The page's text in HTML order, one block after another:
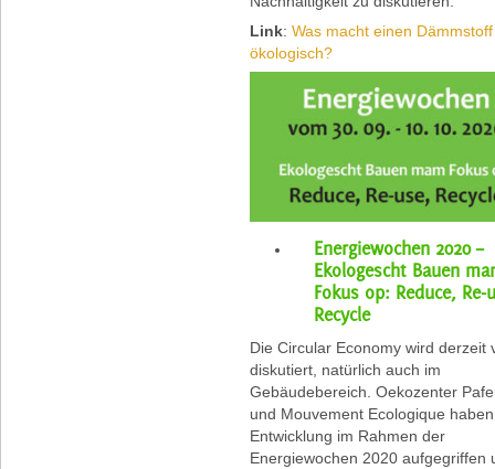
Link: Was macht einen Dämmstoff
ökologisch?
Energiewochen 2020 –
Ekologescht Bauen
Fokus op: Reduce, Re-
Recycle
Die Circular Economy wird derzeit
diskutiert, natürlich auch im
Gebäudebereich. Oekozenter
und Mouvement Ecologique
Entwicklung im Rahmen der
Energiewochen 2020 aufgegriffen